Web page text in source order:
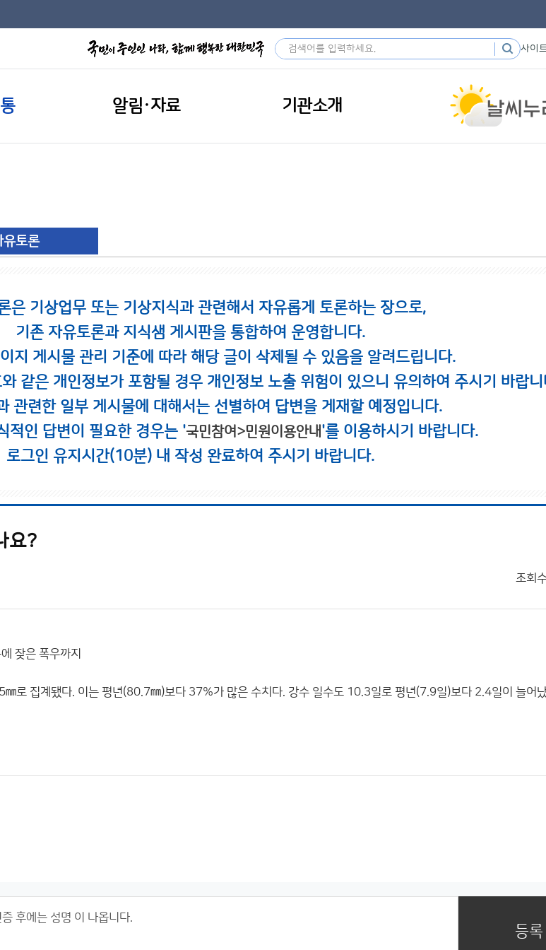
사이
알림·자료 기관소개
유토론
은 기상업무 또는 기상지식과 관련해서 자유롭게 토론하는 장으로,
기존 자유토론과 지식샘 게시판을 통합하여 운영합니다.
지 게시물 관리 기준에 따라 해당 글이 삭제될 수 있음을 알려드립니다.
같은 개인정보가 포함될 경우 개인정보 노출 위험이 있으니 유의하여 주시기 바랍니
관련한 일부 게시물에 대해서는 선별하여 답변을 게재할 예정입니다.
적인 답변이 필요한 경우는 '국민참여>민원이용안내'를 이용하시기 바랍니다.
로그인 유지시간(10분) 내 작성 완료하여 주시기 바랍니다.
요?
조회
잦은 폭우까지
로 집계됐다. 이는 평년(80.7㎜)보다 37%가 많은 수치다. 강수 일수도 10.3일로 평년(7.9일)보다 2.4일이 늘어
등록